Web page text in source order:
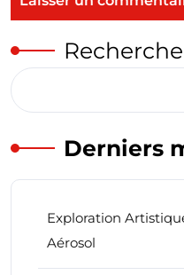
Derniers
Exploration
Aérosol